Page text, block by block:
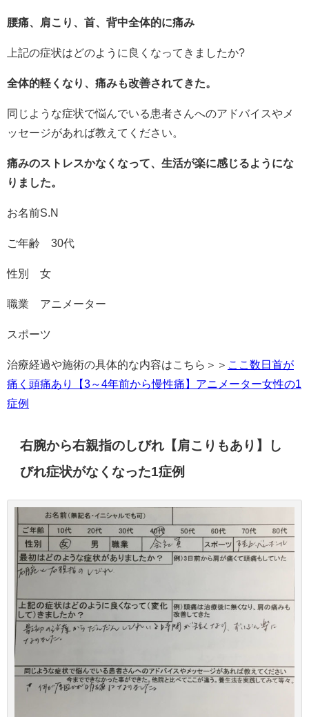
腰痛、肩こり、首、背中全体的に痛み
上記の症状はどのように良くなってきましたか?
全体的軽くなり、痛みも改善されてきた。
同じような症状で悩んでいる患者さんへのアドバイスやメ
ッセージがあれば教えてください。
痛みのストレスかなくなって、生活が楽に感じるようにな
りました。
お名前S.N
ご年齢 30代
性別 女
職業 アニメーター
スポーツ
治療経過や施術の具体的な内容はこちら＞＞ ここ数日首が
痛く頭痛あり【3～4年前から慢性痛】アニメーター女性の1
症例
右腕から右親指のしびれ【肩こりもあり】し
びれ症状がなくなった1症例